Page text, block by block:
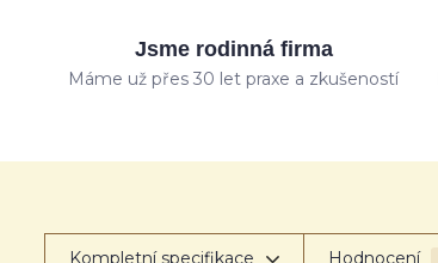
Jsme rodinná firma
Máme už přes 30 let praxe a zkušeností
Kompletní specifikace Hodnocení